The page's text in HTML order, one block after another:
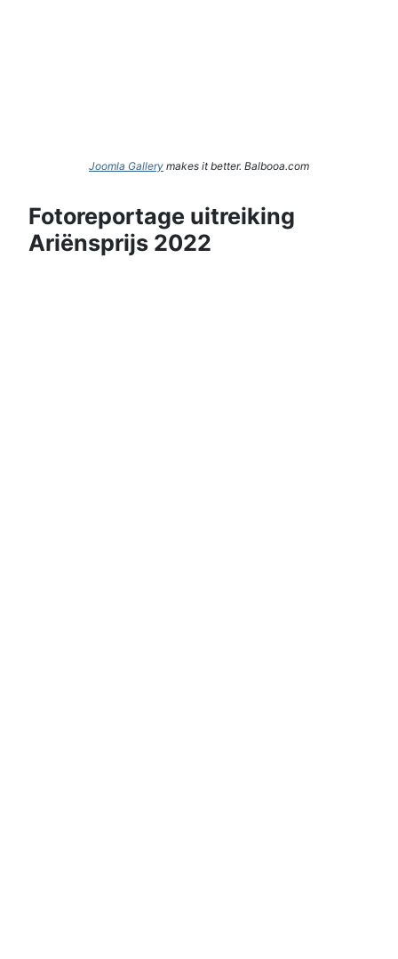
Joomla Gallery makes it better. Balbooa.com
Fotoreportage uitreiking
Ariënsprijs 2022